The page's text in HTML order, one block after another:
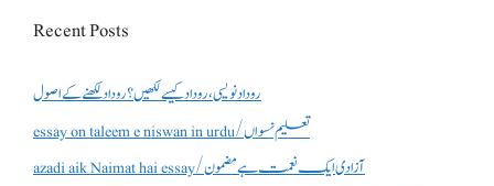
Recent Posts
روداد نویسی ،روداد کیسے لکھیں؟ روداد لکھنے کے اصول
essay on taleem e niswan in urdu/تعلیم نسواں
azadi aik Naimat hai essay/آزادی ایک نعمت ہے مضمون